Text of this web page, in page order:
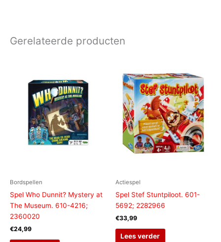
Gerelateerde producten
Bordspellen
Spel Who Dunnit? Mystery at
The Museum. 610-4216;
2360020
€24,99
Actiespel
Spel Stef Stuntpiloot. 601-
5692; 2282966
€33,99
Lees verder